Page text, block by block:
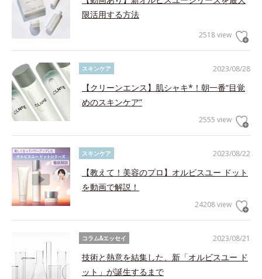
限活用する方法
2518 view
2023/08/28
スキンケア
【クリーンエンス】肌シャキ*！朝一番“目覚
めのスキンケア”
2555 view
2023/08/22
スキンケア
【教えて！美容のプロ】オルビスユー ドット
を動画で解説！
24208 view
2023/08/21
コラム&エッセイ
技術と熱意を結集した、新「オルビスユー ド
ット」が誕生するまで